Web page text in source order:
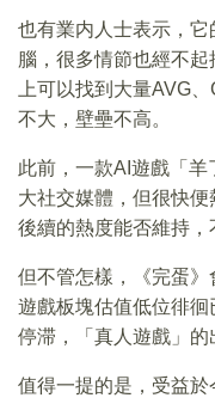
也有業内人士表示，
腦，很多情節也經不
上可以找到大量AVG
不大，壁壘不高。
此前，一款AI遊戲「
大社交媒體，但很快便
後續的熱度能否維持，
但不管怎樣，《完蛋
遊戲板塊估值低位徘
停滞，「真人遊戲」的
值得一提的是，受益